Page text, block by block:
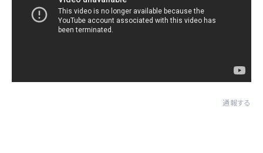
通報する